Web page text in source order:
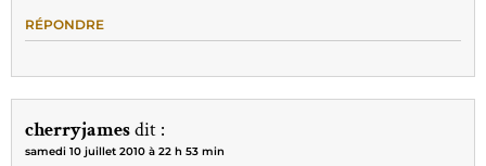
RÉPONDRE
cherryjamesdit :
samedi 10 juillet 2010 à 22 h 53 min